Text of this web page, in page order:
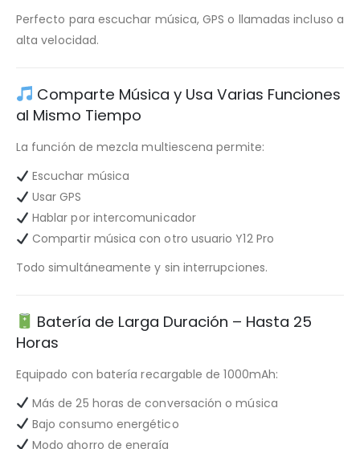
Perfecto para escuchar música, GPS o llamadas incluso a
alta velocidad.
Comparte Música y Usa Varias Funciones
al Mismo Tiempo
La función de mezcla multiescena permite:
Escuchar música
Usar GPS
Hablar por intercomunicador
Compartir música con otro usuario Y12 Pro
Todo simultáneamente y sin interrupciones.
Batería de Larga Duración – Hasta 25
Horas
Equipado con batería recargable de 1000mAh:
Más de 25 horas de conversación o música
Bajo consumo energético
Modo ahorro de energía